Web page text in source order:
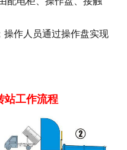
操作人员通过操作盘实现
站工作流程